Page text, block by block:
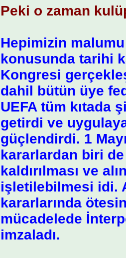
Peki o zaman
Hepimizin
konusunda tarihi
Kongresi
dahil bütün üye
UEFA tüm kıtada
getirdi ve
güçlendirdi. 1
kararlardan biri de
kaldırılması ve
işletilebilmesi idi.
kararlarında
mücadelede
imzaladı.